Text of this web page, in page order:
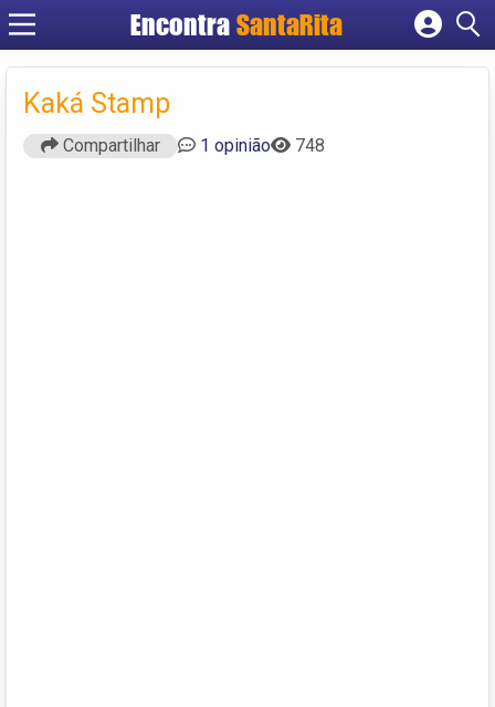
EncontraSantaRita
Cadastrar empresa
Kaká Stamp
Compartilhar 1 opinião 748